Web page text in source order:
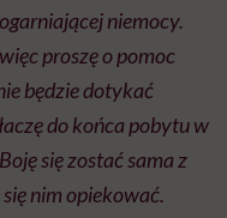
niemocy.
proszę o pomoc
będzie dotykać
do końca pobytu w
się zostać sama z
nim opiekować.